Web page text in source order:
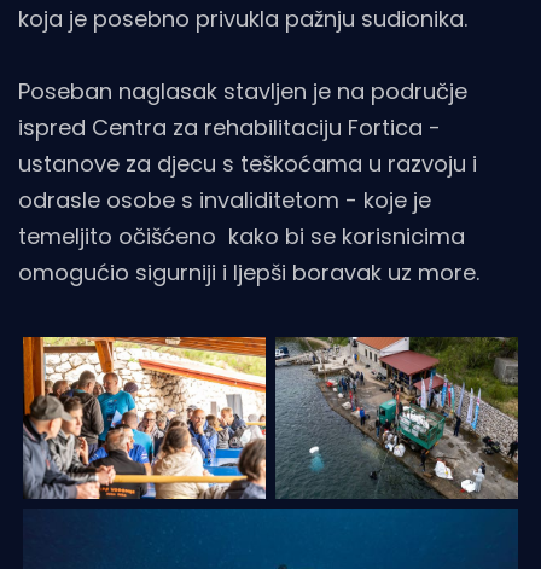
koja je posebno privukla pažnju sudionika.
Poseban naglasak stavljen je na područje
ispred Centra za rehabilitaciju Fortica -
ustanove za djecu s teškoćama u razvoju i
odrasle osobe s invaliditetom - koje je
temeljito očišćeno kako bi se korisnicima
omogućio sigurniji i ljepši boravak uz more.